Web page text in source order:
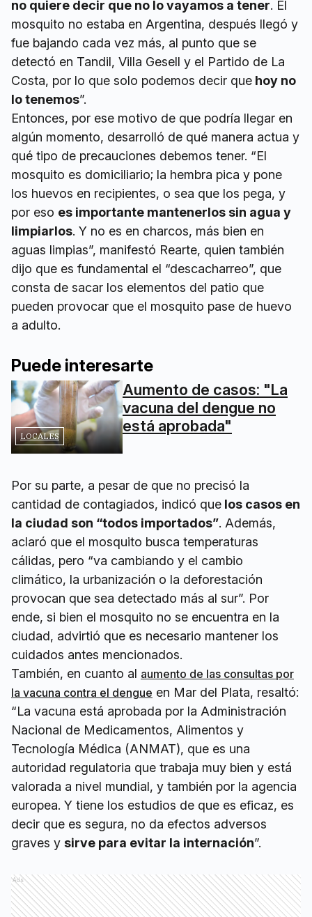
no quiere decir que no lo vayamos a tener. El
mosquito no estaba en Argentina, después llegó y
fue bajando cada vez más, al punto que se
detectó en Tandil, Villa Gesell y el Partido de La
Costa, por lo que solo podemos decir que hoy no
lo tenemos”.
Entonces, por ese motivo de que podría llegar en
algún momento, desarrolló de qué manera actua y
qué tipo de precauciones debemos tener. “El
mosquito es domiciliario; la hembra pica y pone
los huevos en recipientes, o sea que los pega, y
por eso es importante mantenerlos sin agua y
limpiarlos. Y no es en charcos, más bien en
aguas limpias”, manifestó Rearte, quien también
dijo que es fundamental el “descacharreo”, que
consta de sacar los elementos del patio que
pueden provocar que el mosquito pase de huevo
a adulto.
Puede interesarte
LOCALES
Aumento de casos: "La
vacuna del dengue no
está aprobada"
Por su parte, a pesar de que no precisó la
cantidad de contagiados, indicó que los casos en
la ciudad son “todos importados”. Además,
aclaró que el mosquito busca temperaturas
cálidas, pero “va cambiando y el cambio
climático, la urbanización o la deforestación
provocan que sea detectado más al sur”. Por
ende, si bien el mosquito no se encuentra en la
ciudad, advirtió que es necesario mantener los
cuidados antes mencionados.
También, en cuanto al aumento de las consultas por
la vacuna contra el dengue en Mar del Plata, resaltó:
“La vacuna está aprobada por la Administración
Nacional de Medicamentos, Alimentos y
Tecnología Médica (ANMAT), que es una
autoridad regulatoria que trabaja muy bien y está
valorada a nivel mundial, y también por la agencia
europea. Y tiene los estudios de que es eficaz, es
decir que es segura, no da efectos adversos
graves y sirve para evitar la internación”.
Ads